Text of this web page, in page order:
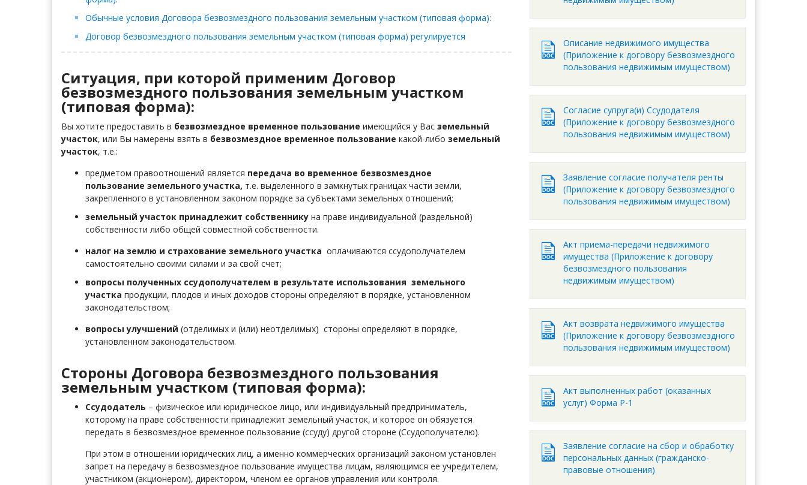
Обычные условия Договора безвозмездного пользования земельным участком (типовая форма):
Договор безвозмездного пользования земельным участком (типовая форма) регулируется
Ситуация, при которой применим Договор
безвозмездного пользования земельным участком
(типовая форма):
Вы хотите предоставить в безвозмездное временное пользование имеющийся у Вас земельный
участок, или Вы намерены взять в безвозмездное временное пользование какой-либо земельный
участок, т.е.:
предметом правоотношений является передача во временное безвозмездное
пользование земельного участка, т.е. выделенного в замкнутых границах части земли,
закрепленного в установленном законом порядке за субъектами земельных отношений;
земельный участок принадлежит собственнику на праве индивидуальной (раздельной)
собственности либо общей совместной собственности.
налог на землю и страхование земельного участка оплачиваются ссудополучателем
самостоятельно своими силами и за свой счет;
вопросы полученных ссудополучателем в результате использования земельного
участка продукции, плодов и иных доходов стороны определяют в порядке, установленном
законодательством;
вопросы улучшений (отделимых и (или) неотделимых) стороны определяют в порядке,
установленном законодательством.
Стороны Договора безвозмездного пользования
земельным участком (типовая форма):
Ссудодатель – физическое или юридическое лицо, или индивидуальный предприниматель,
которому на праве собственности принадлежит земельный участок, и которое он обязуется
передать в безвозмездное временное пользование (ссуду) другой стороне (Ссудополучателю).
При этом в отношении юридических лиц, а именно коммерческих организаций законом установлен
запрет на передачу в безвозмездное пользование имущества лицам, являющимся ее учредителем,
участником (акционером), директором, членом ее органов управления или контроля.
Описание недвижимого имущества
(Приложение к договору безвозмездного
пользования недвижимым имуществом)
Согласие супруга(и) Ссудодателя
(Приложение к договору безвозмездного
пользования недвижимым имуществом)
Заявление согласие получателя ренты
(Приложение к договору безвозмездного
пользования недвижимым имуществом)
Акт приема-передачи недвижимого
имущества (Приложение к договору
безвозмездного пользования
недвижимым имуществом)
Акт возврата недвижимого имущества
(Приложение к договору безвозмездного
пользования недвижимым имуществом)
Акт выполненных работ (оказанных
услуг) Форма Р-1
Заявление согласие на сбор и обработку
персональных данных (гражданско-
правовые отношения)